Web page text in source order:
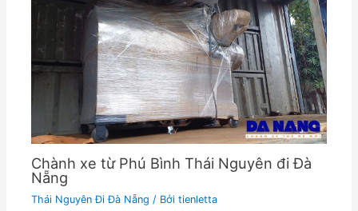
Chành xe từ Phú Bình Thái Nguyên đi Đà
Nẵng
Thái Nguyên Đi Đà Nẵng / Bởitienletta